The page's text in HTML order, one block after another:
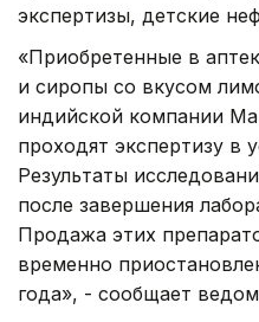
экспертизы, детские
«Приобретенные в
и сиропы со вкусом
индийской компании
проходят экспертизу в
Результаты
после завершения
Продажа этих
временно
года», - сообщает